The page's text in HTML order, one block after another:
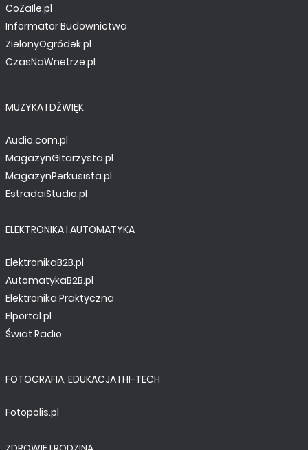
CoZaIle.pl
Informator Budownictwa
ZielonyOgródek.pl
CzasNaWnetrze.pl
MUZYKA I DŹWIĘK
Audio.com.pl
MagazynGitarzysta.pl
MagazynPerkusista.pl
EstradaiStudio.pl
ELEKTRONIKA I AUTOMATYKA
ElektronikaB2B.pl
AutomatykaB2B.pl
Elektronika Praktyczna
Elportal.pl
Świat Radio
FOTOGRAFIA, EDUKACJA I HI-TECH
Fotopolis.pl